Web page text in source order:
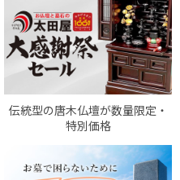
伝統型の唐木仏壇が数量限定・
特別価格